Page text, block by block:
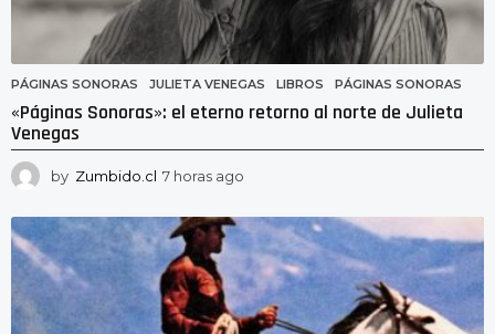
PÁGINAS SONORAS JULIETA VENEGAS ,LIBROS ,PÁGINAS SONORAS
«Páginas Sonoras»: el eterno retorno al norte de Julieta
Venegas
by Zumbido.cl 7 horas ago
o
a
s
a
g